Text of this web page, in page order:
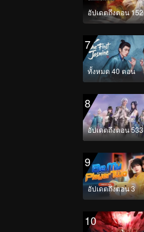
อัปเดตถึงตอน 152
7
ทั้งหมด 40 ตอน
8
อัปเดตถึงตอน 533
9
อัปเดตถึงตอน 3
10